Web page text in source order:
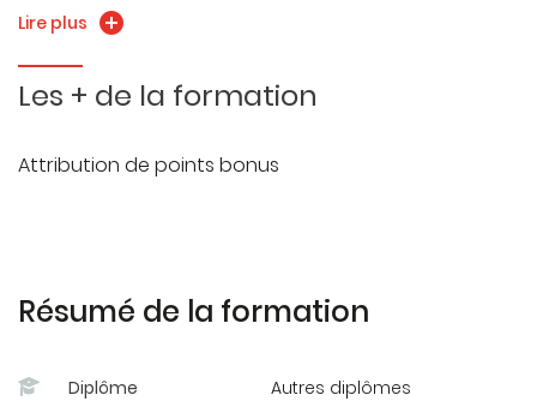
enrichir les messages simples.
Se repérer dans différents espaces (école, ville,
lieux publics) et comprendre des indications
Comprendre et utiliser des notions simples
Poursuivre l’enrichissement du vocabulaire lié à
soi et à son environnement proche afin de
Lire plus
Les + de la formation
Attribution de points bonus
Résumé de la formation
Diplôme Autres diplômes